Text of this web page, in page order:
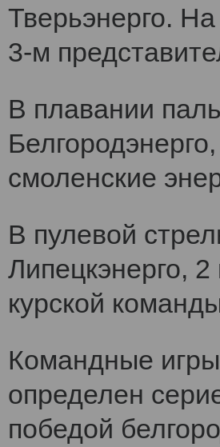
Тверьэнерго.
3-м
В плавании
смоленские
В пулевой
Липецкэнерго,
курской
Командные
определен
победой